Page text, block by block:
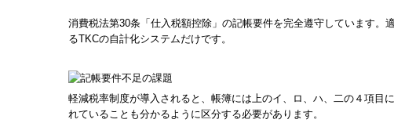
消費税法第30条「仕入税額控除」の記帳要件を完全遵守しています
るTKCの自計化システムだけです。
軽減税率制度が導入されると、帳簿には上のイ、ロ、ハ、二の４項目
れていることも分かるように区分する必要があります。